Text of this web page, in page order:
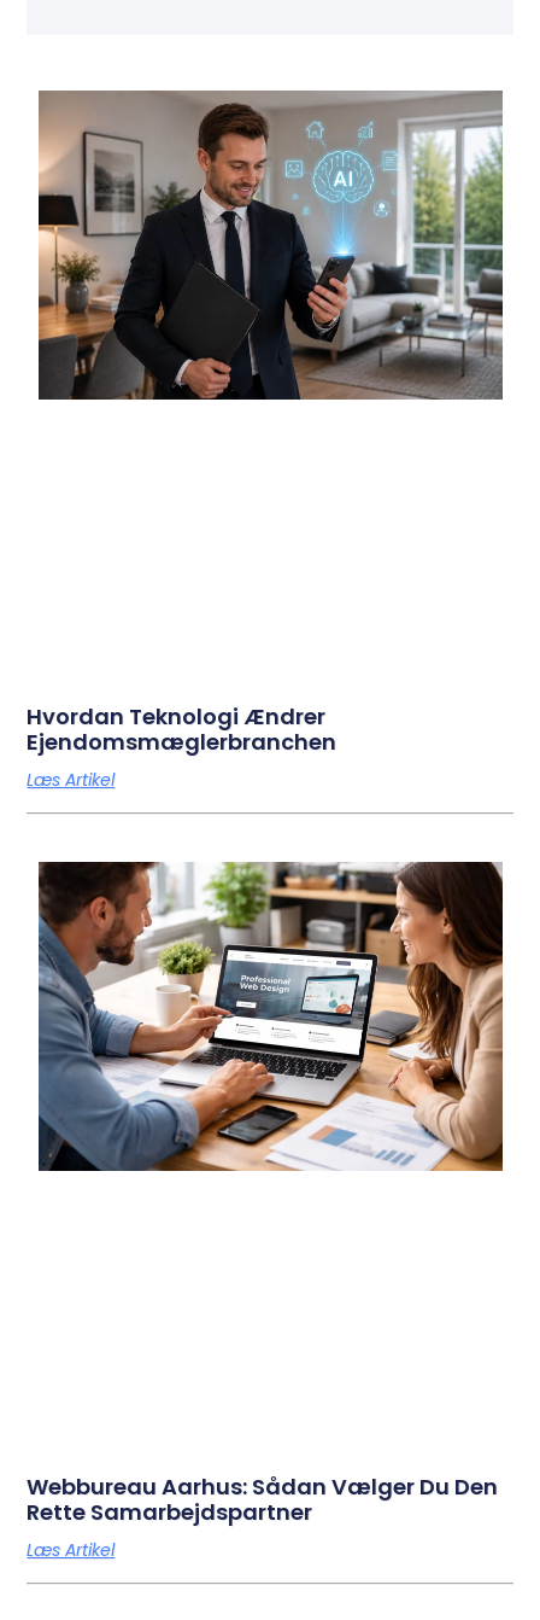
Hvordan Teknologi Ændrer
Ejendomsmæglerbranchen
Læs Artikel
Webbureau Aarhus: Sådan Vælger Du Den
Rette Samarbejdspartner
Læs Artikel